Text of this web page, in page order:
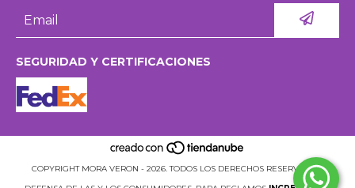
SEGURIDAD Y CERTIFICACIONES
COPYRIGHT MORA VERON - 2026. TODOS LOS DERECHOS RESERVADOS.